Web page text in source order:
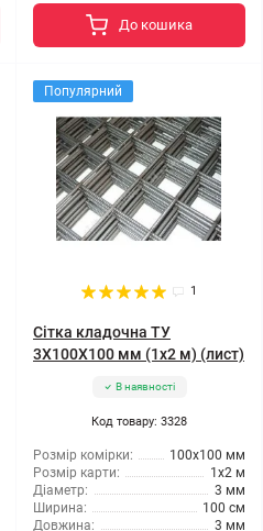
До кошика
Популярний
1
Сітка кладочна ТУ
3X100X100 мм (1x2 м) (лист)
В наявності
Код товару: 3328
Розмір комірки:
100x100 мм
Розмір карти:
1x2 м
Діаметр:
3 мм
Ширина:
100 см
Довжина:
3 мм